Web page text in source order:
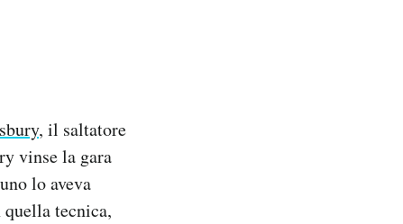
, il saltatore
vinse la gara
lo aveva
tecnica,